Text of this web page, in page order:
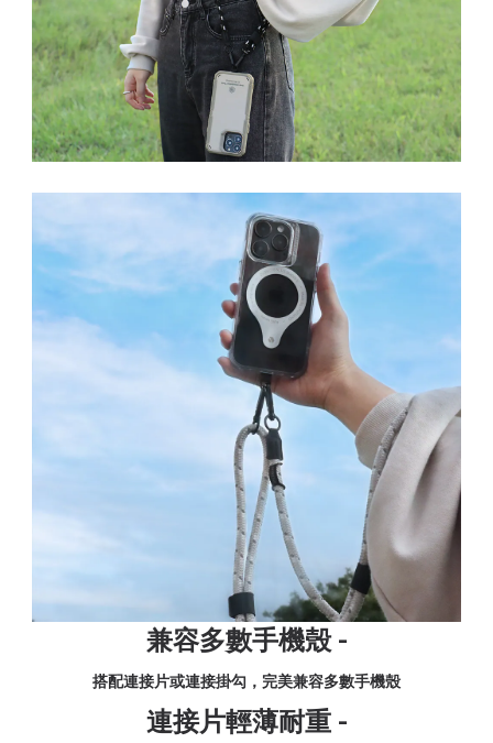
兼容多數手機殼 -
搭配連接片或連接掛勾，完美兼容多數手機殼
連接片輕薄耐重 -